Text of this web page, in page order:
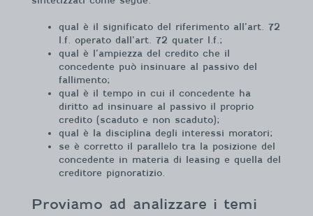
qual è il significato del riferimento all’art. 72
l.f. operato dall’art. 72 quater l.f.;
qual è l’ampiezza del credito che il
concedente può insinuare al passivo del
fallimento;
qual è il tempo in cui il concedente ha
diritto ad insinuare al passivo il proprio
credito (scaduto e non scaduto);
qual è la disciplina degli interessi moratori;
se è corretto il parallelo tra la posizione del
concedente in materia di leasing e quella del
creditore pignoratizio.
Proviamo ad analizzare i temi